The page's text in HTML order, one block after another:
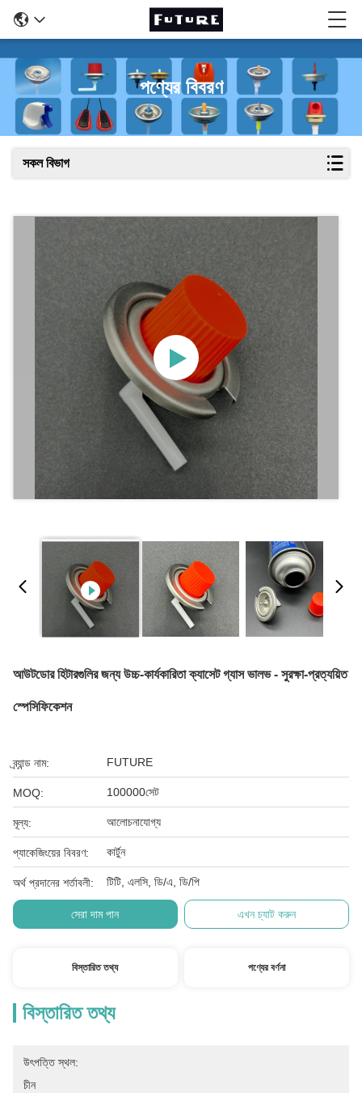
পণ্যের বিবরণ
সকল বিভাগ
আউটডোর হিটারগুলির জন্য উচ্চ-কার্যকারিতা ক্যাসেট গ্যাস ভালভ - সুরক্ষা-প্রত্যয়িত
স্পেসিফিকেশন
ব্র্যান্ড নাম: FUTURE
MOQ: 100000সেট
মূল্য: আলোচনাযোগ্য
প্যাকেজিংয়ের বিবরণ: কার্টুন
অর্থ প্রদানের শর্তাবলী: টিটি, এলসি, ডি/এ, ডি/পি
সেরা দাম পান এখন চ্যাট করুন
বিস্তারিত তথ্য পণ্যের বর্ণনা
বিস্তারিত তথ্য
উৎপত্তি স্থল:
চীন